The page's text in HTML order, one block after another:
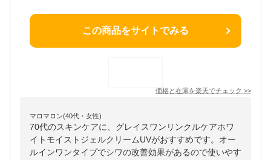
この商品をサイトでみる
価格と在庫を楽天でチェック >>
マロマロン(40代・女性)
70代のスキンケアに、グレイスワンリンクルケアホワ
イトモイストジェルクリームUVがおすすめです。オー
ルインワンタイプでシワの改善効果があるので使いやす